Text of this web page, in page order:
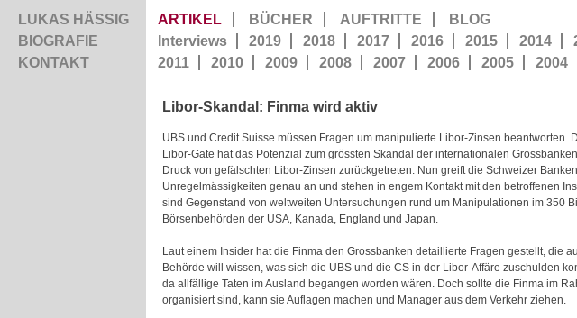
LUKAS HÄSSIG
BIOGRAFIE
KONTAKT
ARTIKEL BÜCHER AUFTRITTE
BLOG
Interviews
2019 2018 2017 2016 2015 2014
2011
2010 2009 2008 2007 2006 2005 2004
Libor-Skandal: Finma wird aktiv
UBS und Credit Suisse müssen Fragen um manipulierte Libor-Zinsen beantworten.
Libor-Gate hat das Potenzial zum grössten Skandal der internationalen
Druck von gefälschten Libor-Zinsen zurückgetreten. Nun greift die Schweizer
Unregelmässigkeiten genau an und stehen in engem Kontakt mit den betroffenen
sind Gegenstand von weltweiten Untersuchungen rund um Manipulationen im 350
Börsenbehörden der USA, Kanada, England und Japan.
Laut einem Insider hat die Finma den Grossbanken detaillierte Fragen gestellt, die
Behörde will wissen, was sich die UBS und die CS in der Libor-Affäre zuschulden
da allfällige Taten im Ausland begangen worden wären. Doch sollte die Finma im
organisiert sind, kann sie Auflagen machen und Manager aus dem Verkehr ziehen.